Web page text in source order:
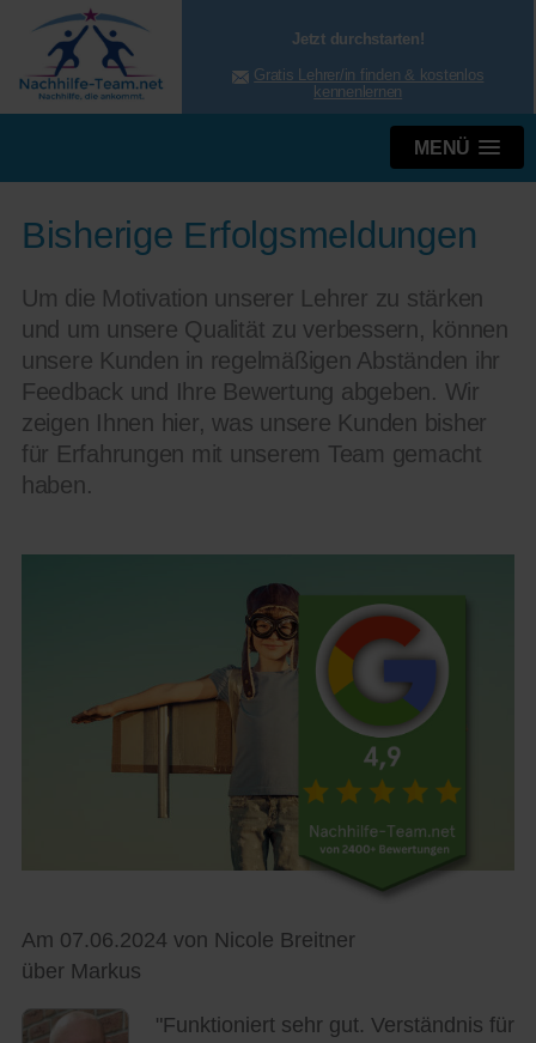
Jetzt durchstarten!
Gratis Lehrer/in finden & kostenlos
kennenlernen
MENÜ
Bisherige Erfolgsmeldungen
Um die Motivation unserer Lehrer zu stärken
und um unsere Qualität zu verbessern, können
unsere Kunden in regelmäßigen Abständen ihr
Feedback und Ihre Bewertung abgeben. Wir
zeigen Ihnen hier, was unsere Kunden bisher
für Erfahrungen mit unserem Team gemacht
haben.
Am 07.06.2024 von Nicole Breitner
über Markus
"Funktioniert sehr gut. Verständnis für